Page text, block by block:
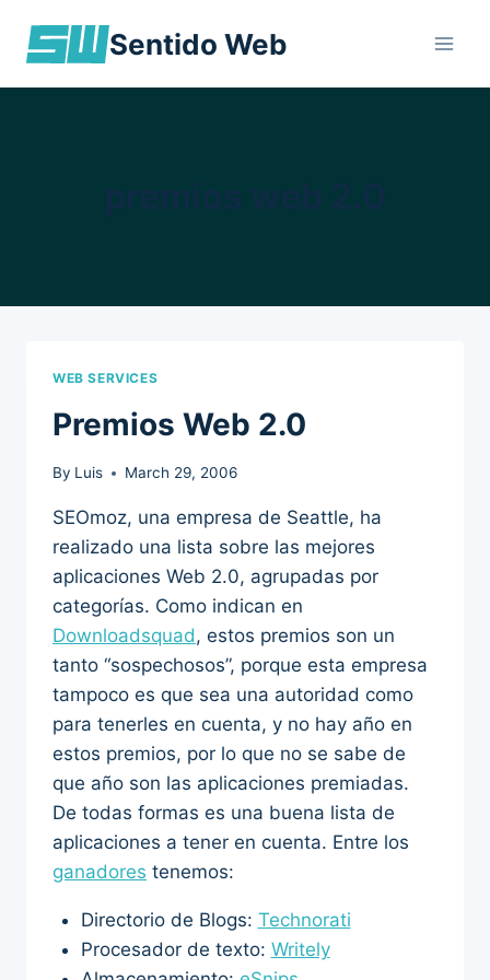
Sentido Web
WEB SERVICES
Premios Web 2.0
By Luis March 29, 2006
SEOmoz, una empresa de Seattle, ha
realizado una lista sobre las mejores
aplicaciones Web 2.0, agrupadas por
categorías. Como indican en
Downloadsquad, estos premios son un
tanto “sospechosos”, porque esta empresa
tampoco es que sea una autoridad como
para tenerles en cuenta, y no hay año en
estos premios, por lo que no se sabe de
que año son las aplicaciones premiadas.
De todas formas es una buena lista de
aplicaciones a tener en cuenta. Entre los
ganadores tenemos:
Directorio de Blogs: Technorati
Procesador de texto: Writely